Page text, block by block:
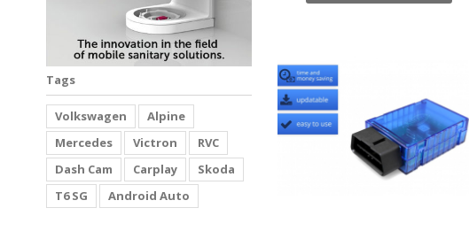
Tags
Volkswagen
Alpine
Mercedes
Victron
RVC
Dash Cam
Carplay
Skoda
T6 SG
Android Auto